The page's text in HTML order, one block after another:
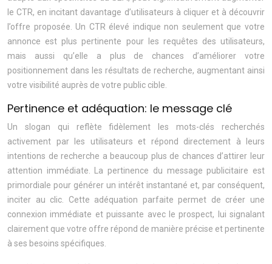
le CTR, en incitant davantage d’utilisateurs à cliquer et à découvrir
l’offre proposée. Un CTR élevé indique non seulement que votre
annonce est plus pertinente pour les requêtes des utilisateurs,
mais aussi qu’elle a plus de chances d’améliorer votre
positionnement dans les résultats de recherche, augmentant ainsi
votre visibilité auprès de votre public cible.
Pertinence et adéquation: le message clé
Un slogan qui reflète fidèlement les mots-clés recherchés
activement par les utilisateurs et répond directement à leurs
intentions de recherche a beaucoup plus de chances d’attirer leur
attention immédiate. La pertinence du message publicitaire est
primordiale pour générer un intérêt instantané et, par conséquent,
inciter au clic. Cette adéquation parfaite permet de créer une
connexion immédiate et puissante avec le prospect, lui signalant
clairement que votre offre répond de manière précise et pertinente
à ses besoins spécifiques.